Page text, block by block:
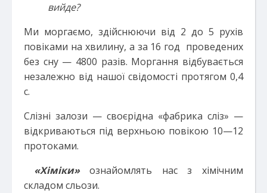
вийде?
Ми моргаємо, здійснюючи від 2 до 5 рухів
повіками на хвилину, а за 16 год проведених
без сну — 4800 разів. Моргання відбувається
незалежно від нашої свідомості протягом 0,4
с.
Слізні залози — своєрідна «фабрика сліз» —
відкриваються під верхньою повікою 10—12
протоками.
«Хіміки»ознайомлять нас з хімічним
складом сльози.